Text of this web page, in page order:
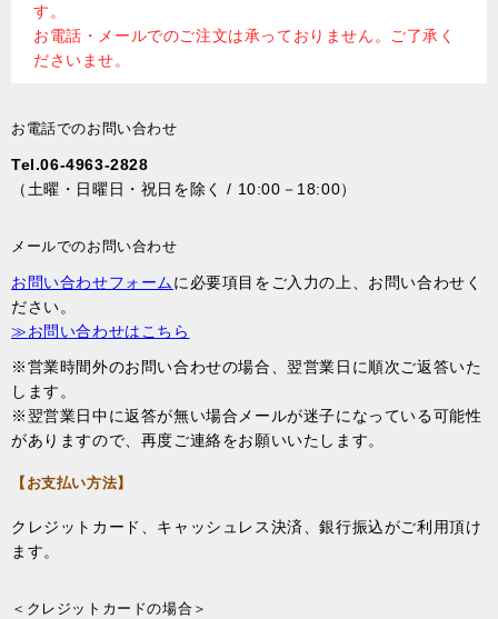
す。
お電話・メールでのご注文は承っておりません。ご了承く
ださいませ。
お電話でのお問い合わせ
Tel.06-4963-2828
（土曜・日曜日・祝日を除く / 10:00－18:00）
メールでのお問い合わせ
お問い合わせフォームに必要項目をご入力の上、お問い合わせく
ださい。
≫お問い合わせはこちら
※営業時間外のお問い合わせの場合、翌営業日に順次ご返答いた
します。
※翌営業日中に返答が無い場合メールが迷子になっている可能性
がありますので、再度ご連絡をお願いいたします。
【お支払い方法】
クレジットカード、キャッシュレス決済、銀行振込がご利用頂け
ます。
＜クレジットカードの場合＞